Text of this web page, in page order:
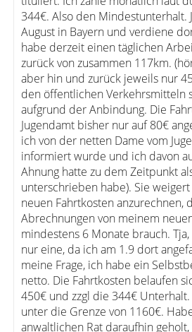
344€. Also den Mindestunterhalt.
August in Bayern und verdiene
habe derzeit einen täglichen
zurück von zusammen 117km.
aber hin und zurück jeweils nur
den öffentlichen Verkehrsmitteln
aufgrund der Anbindung. Die
Jugendamt bisher nur auf 80€
ich von der netten Dame vom
informiert wurde und ich davon
Ahnung hatte zu dem Zeitpunkt
unterschrieben habe). Sie
neuen Fahrtkosten anzurechnen,
Abrechnungen von meinem
mindestens 6 Monate brauch.
nur eine, da ich am 1.9 dort
meine Frage, ich habe ein
netto. Die Fahrtkosten belaufen
450€ und zzgl die 344€
unter die Grenze von 1160€.
anwaltlichen Rat daraufhin